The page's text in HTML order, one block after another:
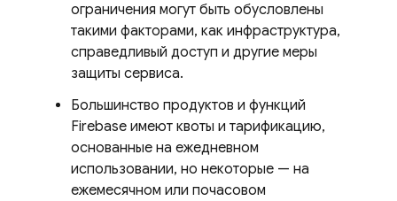
ограничения могут быть обусловлены
такими факторами, как инфраструктура,
справедливый доступ и другие меры
защиты сервиса.
Большинство продуктов и функций
Firebase имеют квоты и тарификацию,
основанные на ежедневном
использовании, но некоторые — на
ежемесячном или почасовом